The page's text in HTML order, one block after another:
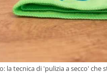
la tecnica di 'pulizia a secco'